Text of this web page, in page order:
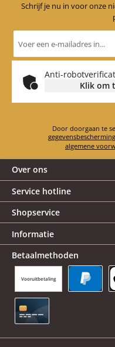
Schrijf je nu in voor onze
mailadres
*
Anti-
Klik om
algemene
Over ons
Service hotline
Shopservice
Informatie
Betaalmethoden
Vooruitbetaling